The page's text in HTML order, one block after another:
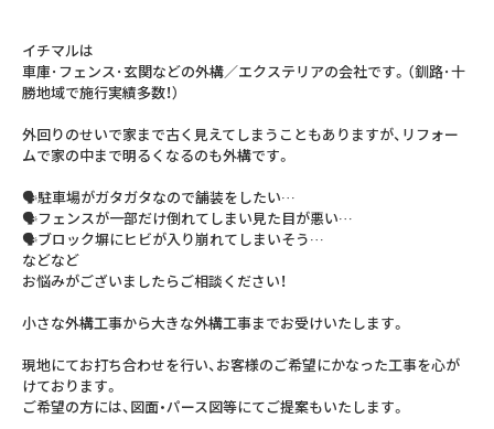
⁣イチマルは⁣
車庫･フェンス･玄関などの⁣外構／エクステリアの会社です。⁣（釧路･十
勝地域で施行実績多数！）⁣
外回りのせいで⁣家まで古く見えてしまうこともありますが、⁣リフォー
ムで家の中まで明るくなるのも⁣外構です。⁣
🗣駐車場がガタガタなので舗装をしたい…⁣
🗣フェンスが一部だけ倒れてしまい見た目が悪い…⁣
🗣ブロック塀にヒビが入り崩れてしまいそう…⁣
などなど⁣
お悩みがございましたらご相談ください！⁣
小さな外構工事から大きな外構工事まで⁣お受けいたします。⁣
現地にてお打ち合わせを行い⁣、お客様のご希望にかなった工事を心が
けております。⁣
ご希望の方には、⁣図面・パース図等にてご提案もいたします。⁣